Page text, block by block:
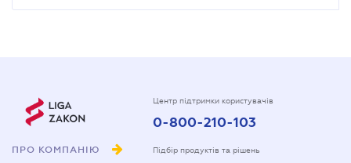
ПРО КОМПАНІЮ
Центр підтримки користувачів
0-800-210-103
Підбір продуктів та рішень